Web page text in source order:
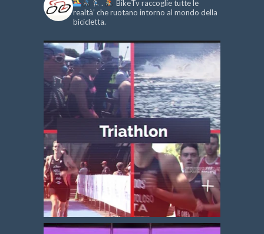
.
BikeTv raccoglie tutte le
realtà’ che ruotano intorno al mondo della
bicicletta.